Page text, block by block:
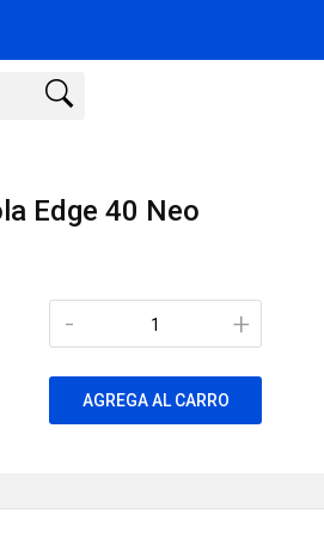
Edge 40 Neo
+
-
AGREGA AL CARRO